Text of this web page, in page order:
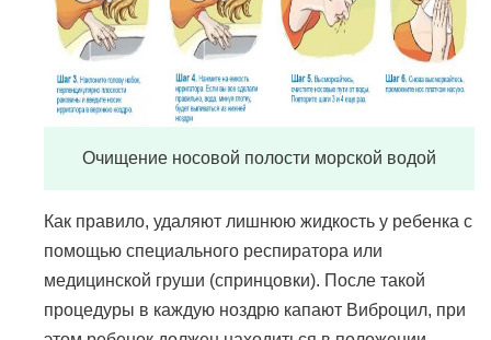
Очищение носовой полости морской водой
Как правило, удаляют лишнюю жидкость у ребенка с
помощью специального респиратора или
медицинской груши (спринцовки). После такой
процедуры в каждую ноздрю капают Виброцил, при